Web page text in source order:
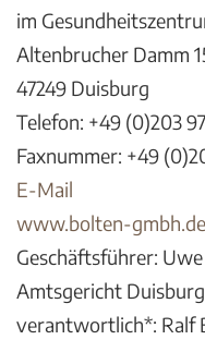
im
Altenbrucher Damm
47249 Duisburg
Telefon: +49 (0)203
Faxnummer: +49
E-Mail
www.bolten-gmbh.de
Geschäftsführer:
Amtsgericht Duisburg
verantwortlich*: Ralf